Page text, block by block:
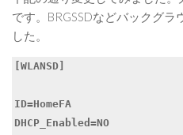
です。BRGSSDなどバックグラ
した。
[WLANSD]
ID=HomeFA
DHCP_Enabled=NO